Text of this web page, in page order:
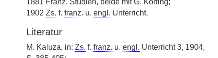
1881 Franz. Studien, beide mit G. Körting;
1902 Zs. f. franz. u. engl. Unterricht.
Literatur
M. Kaluza, in: Zs. f. franz. u. engl. Unterricht 3, 1904,